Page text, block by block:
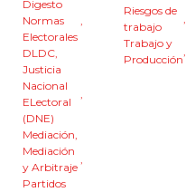
Digesto
Normas
Electorales
,
DLDC,
Justicia
Nacional
ELectoral
(DNE)
,
Mediación,
Mediación
y Arbitraje
,
Partidos
Riesgos de
trabajo
,
Trabajo y
Producción
,